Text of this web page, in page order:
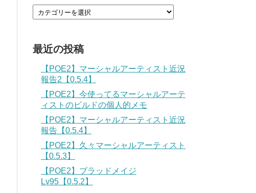
最近の投稿
【POE2】マーシャルアーティスト近況
報告2【0.5.4】
【POE2】今使ってるマーシャルアーテ
ィストのビルドの個人的メモ
【POE2】マーシャルアーティスト近況
報告【0.5.4】
【POE2】久々マーシャルアーティスト
【0.5.3】
【POE2】ブラッドメイジ
Lv95【0.5.2】